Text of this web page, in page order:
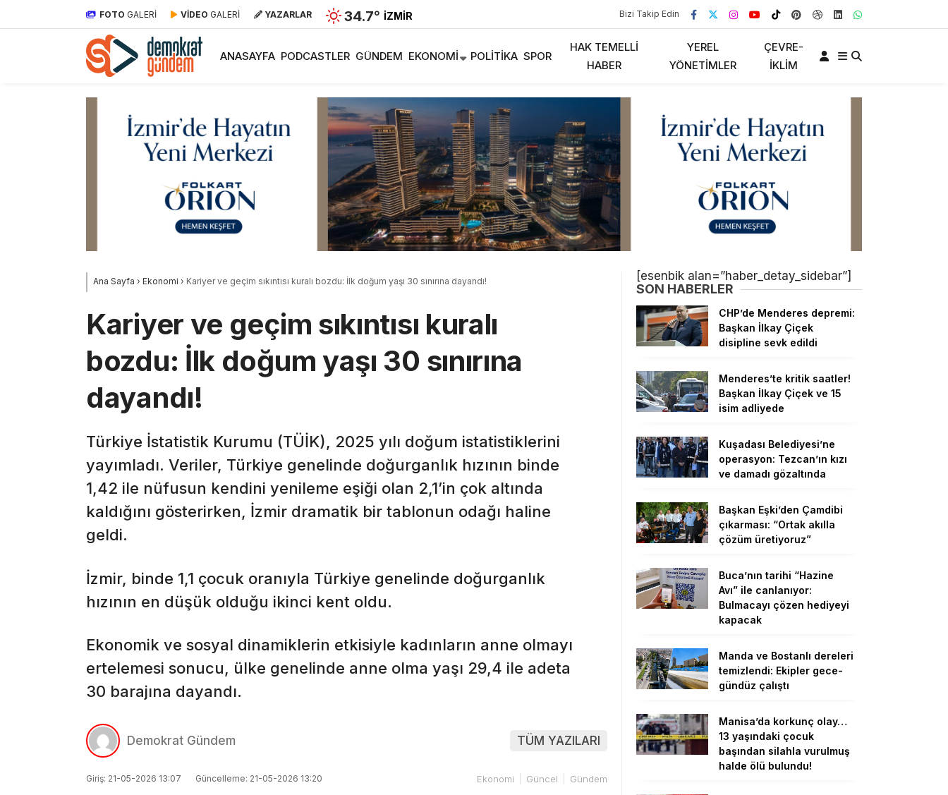
FOTO GALERİ VİDEO GALERİ YAZARLAR 34.7° İZMIR Bizi Takip Edin
ANASAYFA PODCASTLER GÜNDEM EKONOMI POLITIKA SPOR
HAK TEMELLI
HABER
YEREL
YÖNETIMLER
ÇEVRE-
İKLIM
Ana Sayfa › Ekonomi › Kariyer ve geçim sıkıntısı kuralı bozdu: İlk doğum yaşı 30 sınırına dayandı!
Kariyer ve geçim sıkıntısı kuralı
bozdu: İlk doğum yaşı 30 sınırına
dayandı!
Türkiye İstatistik Kurumu (TÜİK), 2025 yılı doğum istatistiklerini
yayımladı. Veriler, Türkiye genelinde doğurganlık hızının binde
1,42 ile nüfusun kendini yenileme eşiği olan 2,1’in çok altında
kaldığını gösterirken, İzmir dramatik bir tablonun odağı haline
geldi.
İzmir, binde 1,1 çocuk oranıyla Türkiye genelinde doğurganlık
hızının en düşük olduğu ikinci kent oldu.
Ekonomik ve sosyal dinamiklerin etkisiyle kadınların anne olmayı
ertelemesi sonucu, ülke genelinde anne olma yaşı 29,4 ile adeta
30 barajına dayandı.
Demokrat Gündem TÜM YAZILARI
Giriş: 21-05-2026 13:07 Güncelleme: 21-05-2026 13:20 Ekonomi Güncel Gündem
[esenbik alan=”haber_detay_sidebar”]
SON HABERLER
CHP’de Menderes depremi:
Başkan İlkay Çiçek
disipline sevk edildi
Menderes’te kritik saatler!
Başkan İlkay Çiçek ve 15
isim adliyede
Kuşadası Belediyesi’ne
operasyon: Tezcan’ın kızı
ve damadı gözaltında
Başkan Eşki’den Çamdibi
çıkarması: “Ortak akılla
çözüm üretiyoruz”
Buca’nın tarihi “Hazine
Avı” ile canlanıyor:
Bulmacayı çözen hediyeyi
kapacak
Manda ve Bostanlı dereleri
temizlendi: Ekipler gece-
gündüz çalıştı
Manisa’da korkunç olay…
13 yaşındaki çocuk
başından silahla vurulmuş
halde ölü bulundu!